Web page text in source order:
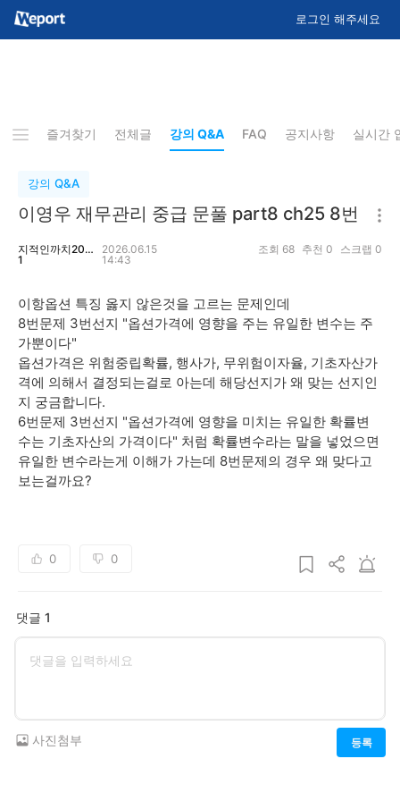
로그인 해주세요
즐겨찾기 전체글 강의 Q&A FAQ 공지사항 실시간
강의 Q&A
이영우 재무관리 중급 문풀 part8 ch25 8번
지적인까치201
1
2026.06.15
14:43
조회 68 추천 0 스크랩 0
이항옵션 특징 옳지 않은것을 고르는 문제인데
8번문제 3번선지 "옵션가격에 영향을 주는 유일한 변수는 주
가뿐이다"
옵션가격은 위험중립확률, 행사가, 무위험이자율, 기초자산가
격에 의해서 결정되는걸로 아는데 해당선지가 왜 맞는 선지인
지 궁금합니다.
6번문제 3번선지 "옵션가격에 영향을 미치는 유일한 확률변
수는 기초자산의 가격이다" 처럼 확률변수라는 말을 넣었으면
유일한 변수라는게 이해가 가는데 8번문제의 경우 왜 맞다고
보는걸까요?
0 0
댓글 1
등록
사진첨부